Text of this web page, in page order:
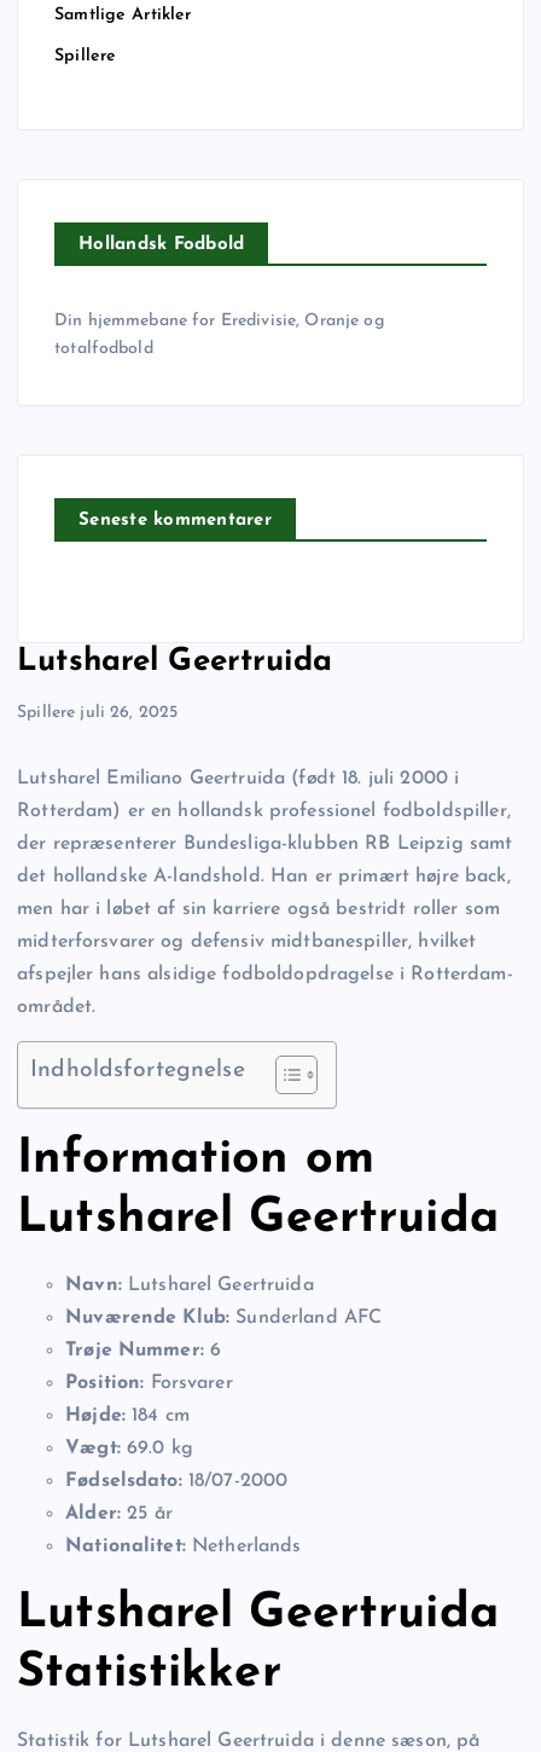
Samtlige Artikler
Spillere
Hollandsk Fodbold
Din hjemmebane for Eredivisie, Oranje og
totalfodbold
Seneste kommentarer
Lutsharel Geertruida
Spillere juli 26, 2025
Lutsharel Emiliano Geertruida (født 18. juli 2000 i
Rotterdam) er en hollandsk professionel fodboldspiller,
der repræsenterer Bundesliga-klubben RB Leipzig samt
det hollandske A-landshold. Han er primært højre back,
men har i løbet af sin karriere også bestridt roller som
midterforsvarer og defensiv midtbanespiller, hvilket
afspejler hans alsidige fodboldopdragelse i Rotterdam-
området.
Indholdsfortegnelse
Information om
Lutsharel Geertruida
Navn:Lutsharel Geertruida
Nuværende Klub: Sunderland AFC
Trøje Nummer:6
Position: Forsvarer
Højde:184 cm
Vægt:69.0 kg
Fødselsdato:18/07-2000
Alder:25 år
Nationalitet:Netherlands
Lutsharel Geertruida
Statistikker
Statistik for Lutsharel Geertruida i denne sæson, på